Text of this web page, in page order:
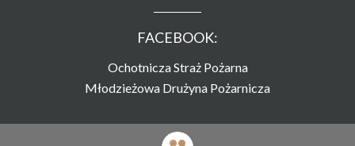
FACEBOOK:
Ochotnicza Straż Pożarna
Młodzieżowa Drużyna Pożarnicza